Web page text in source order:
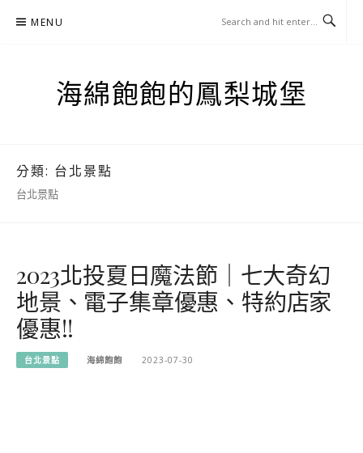
MENU
海綿飽飽的鳳梨城堡
分類: 台北景點
台北景點
2023北投夏日魔法節｜七大奇幻
地景、電子集章優惠、特約店家
優惠!!
台北景點 海綿飽飽 2023-07-30